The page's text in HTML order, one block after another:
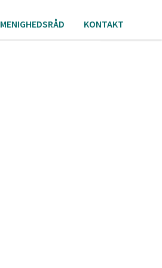
MENIGHEDSRÅD KONTAKT